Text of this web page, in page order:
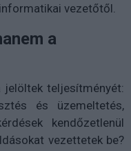
vezetőtől.
a
jelöltek teljesítményét:
és üzemeltetés,
kendőzetlenül
vezettetek be?